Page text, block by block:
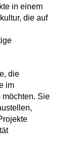
in einem
die auf
die
im
möchten. Sie